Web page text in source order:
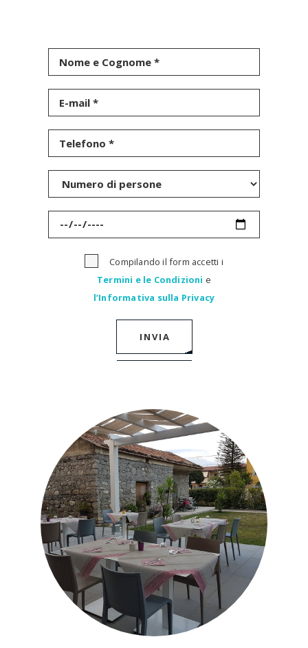
Compilando il form accetti i
Termini e le Condizioni e
l’Informativa sulla Privacy
INVIA